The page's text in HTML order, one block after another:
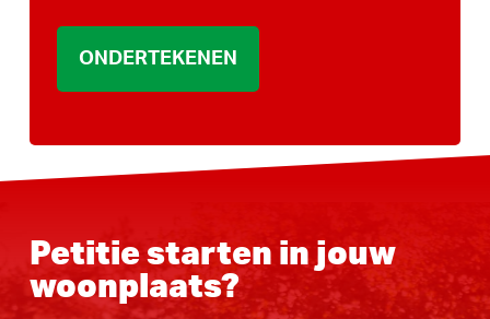
Petitie starten in jouw
woonplaats?